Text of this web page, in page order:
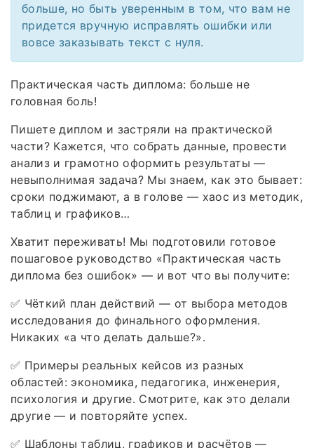
больше, но быть уверенным в том, что вам не
придется вручную исправлять ошибки или
вовсе заказывать текст с нуля.
Практическая часть диплома: больше не
головная боль!
Пишете диплом и застряли на практической
части? Кажется, что собрать данные, провести
анализ и грамотно оформить результаты —
невыполнимая задача? Мы знаем, как это бывает:
сроки поджимают, а в голове — хаос из методик,
таблиц и графиков…
Хватит переживать! Мы подготовили готовое
пошаговое руководство «Практическая часть
диплома без ошибок» — и вот что вы получите:
✅ Чёткий план действий — от выбора методов
исследования до финального оформления.
Никаких «а что делать дальше?».
✅ Примеры реальных кейсов из разных
областей: экономика, педагогика, инженерия,
психология и другие. Смотрите, как это делали
другие — и повторяйте успех.
✅ Шаблоны таблиц, графиков и расчётов —